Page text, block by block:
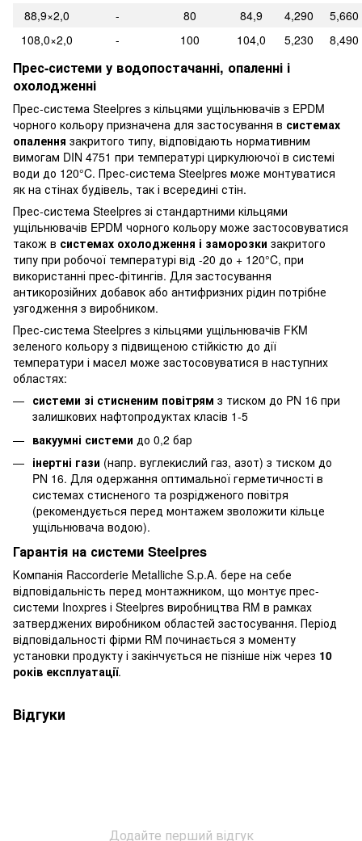
88,9×2,0
- 80 84,9 4,290
5,660
108,0×2,0
- 100 104,0 5,230 8,490
Прес-системи у водопостачанні, опаленні і
охолодженні
Прес-система Steelpres з кільцями ущільнювачів з EPDM
чорного кольору призначена для застосування в системах
опалення закритого типу, відповідають нормативним
вимогам DIN 4751 при температурі циркулюючої в системі
води до 120°C. Прес-система Steelpres може монтуватися
як на стінах будівель, так і всередині стін.
Прес-система Steelpres зі стандартними кільцями
ущільнювачів EPDM чорного кольору може застосовуватися
також в системах охолодження і заморозки закритого
типу при робочої температурі від -20 до + 120°C, при
використанні прес-фітингів. Для застосування
антикорозійних добавок або антифризних рідин потрібне
узгодження з виробником.
Прес-система Steelpres з кільцями ущільнювачів FKM
зеленого кольору з підвищеною стійкістю до дії
температури і масел може застосовуватися в наступних
областях:
системи зі стисненим повітрям з тиском до PN 16 при
залишкових нафтопродуктах класів 1-5
вакуумні системи до 0,2 бар
інертні гази (напр. вуглекислий газ, азот) з тиском до
PN 16. Для одержання оптимальної герметичності в
системах стисненого та розрідженого повітря
(рекомендується перед монтажем зволожити кільце
ущільнювача водою).
Гарантія на системи Steelpres
Компанія Raccorderie Metalliche S.p.A. бере на себе
відповідальність перед монтажником, що монтує прес-
системи Inoxpres і Steelpres виробництва RM в рамках
затверджених виробником областей застосування. Період
відповідальності фірми RM починається з моменту
установки продукту і закінчується не пізніше ніж через 10
років експлуатації.
Відгуки
Додайте перший відгук